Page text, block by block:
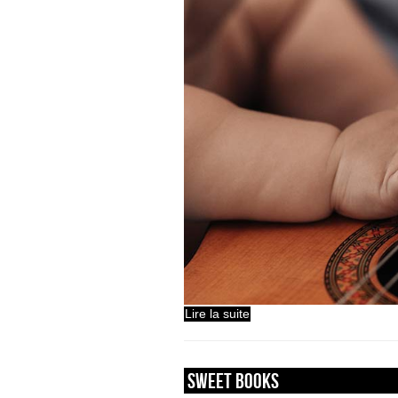
Lire la suite
sweet books